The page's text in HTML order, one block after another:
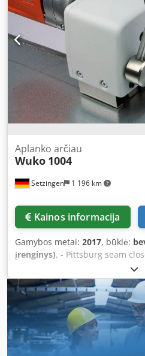
Setzingen 1 196 km
Aplanko arčiau
Wuko 1004
Kainos informacija
Gamybos metai: 2017, būklė:
įrenginys), - Pittsburg seam
50–60 Hz - Optionally
thickness 1.2 mm at 370 N/
transport case/packaging